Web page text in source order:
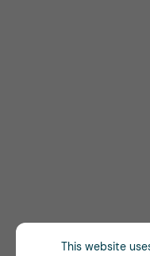
This website